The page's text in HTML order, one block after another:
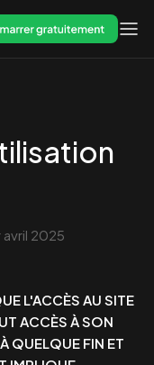
gratuitement
avril 2025
L'ACCÈS AU SITE
ACCÈS À SON
QUELQUE FIN ET